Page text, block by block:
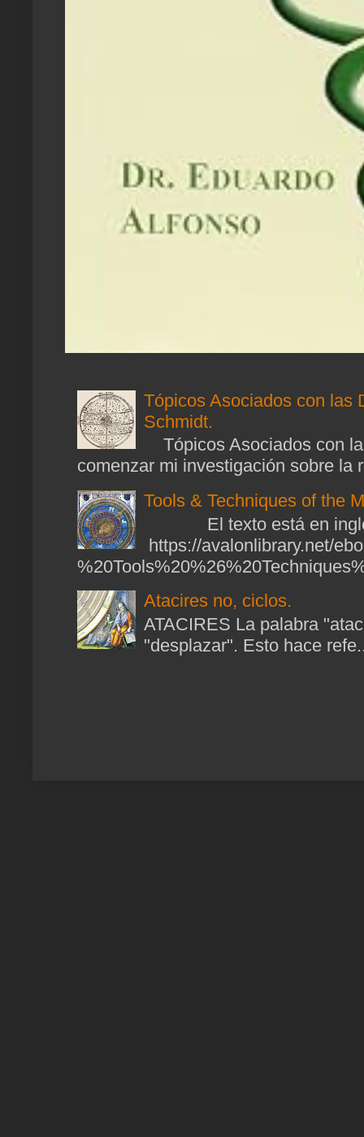
Tópicos Asociados con las
Schmidt.
Tópicos Asociados con
comenzar mi investigación sobre la
Tools & Techniques of the
El texto está en
https://avalonlibrary.net/
Atacires no, ciclos.
ATACIRES La palabra
"desplazar". Esto hace